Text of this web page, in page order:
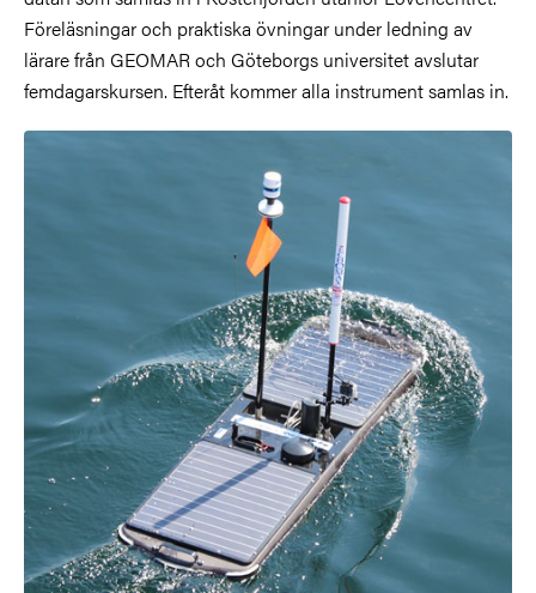
Föreläsningar och praktiska övningar under ledning av
lärare från GEOMAR och Göteborgs universitet avslutar
femdagarskursen. Efteråt kommer alla instrument samlas in.